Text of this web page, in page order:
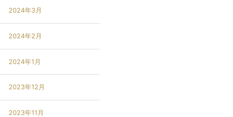
2024年3月
2024年2月
2024年1月
2023年12月
2023年11月